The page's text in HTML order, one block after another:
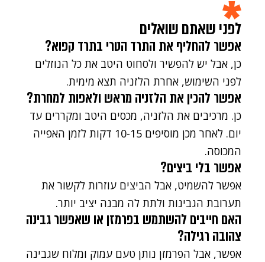
לפני שאתם שואלים
אפשר להחליף את התרד הטרי בתרד קפוא?
כן, אבל יש להפשיר ולסחוט היטב את כל הנוזלים
לפני השימוש, אחרת הלזניה תצא מימית.
אפשר להכין את הלזניה מראש ולאפות למחרת?
כן. מרכיבים את הלזניה, מכסים היטב ומקררים עד
יום. לאחר מכן מוסיפים 10-15 דקות לזמן האפייה
המכוסה.
אפשר בלי ביצים?
אפשר להשמיט, אבל הביצים עוזרות לקשור את
תערובת הגבינות ולתת לה מבנה יציב יותר.
האם חייבים להשתמש בפרמזן או שאפשר גבינה
צהובה רגילה?
אפשר, אבל הפרמזן נותן טעם עמוק ומלוח שגבינה